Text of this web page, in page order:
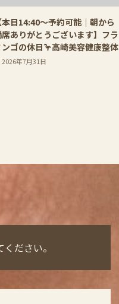
本日14:40〜予約可能｜朝から
ありがとうございます】フラ
ンゴの休日🦩高崎美容健康整体
2026年7月31日
ださい。